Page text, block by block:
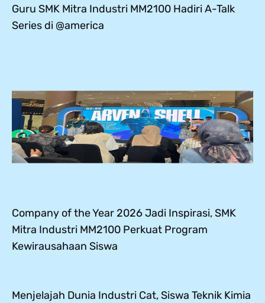
Guru SMK Mitra Industri MM2100 Hadiri A-Talk
Series di @america
Company of the Year 2026 Jadi Inspirasi, SMK
Mitra Industri MM2100 Perkuat Program
Kewirausahaan Siswa
Menjelajah Dunia Industri Cat, Siswa Teknik Kimia